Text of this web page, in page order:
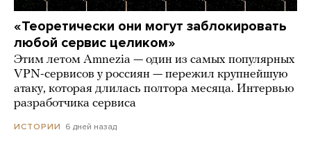
«Теоретически они могут заблокировать
любой сервис целиком»
Этим летом Amnezia — один из самых популярных
VPN-сервисов у россиян — пережил крупнейшую
атаку, которая длилась полтора месяца. Интервью
разработчика сервиса
ИСТОРИИ 6 дней назад